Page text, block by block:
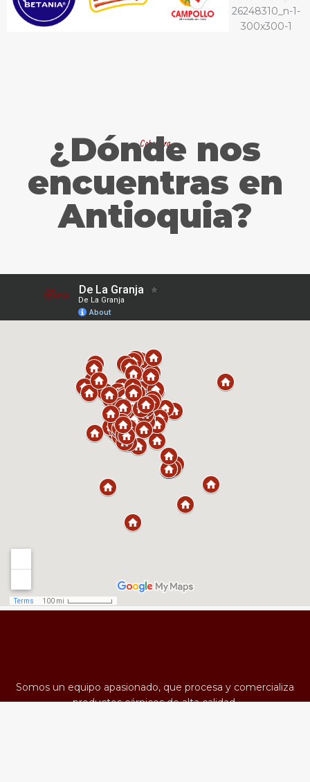
Cobertura
¿Dónde nos
encuentras en
Antioquia?
Somos un equipo apasionado, que procesa y comercializa
productos cárnicos de alta calidad.